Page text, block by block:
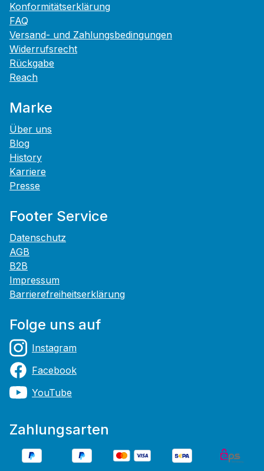
Konformitätserklärung
FAQ
Versand- und Zahlungsbedingungen
Widerrufsrecht
Rückgabe
Reach
Marke
Über uns
Blog
History
Karriere
Presse
Footer Service
Datenschutz
AGB
B2B
Impressum
Barrierefreiheitserklärung
Folge uns auf
Instagram
Facebook
YouTube
Zahlungsarten